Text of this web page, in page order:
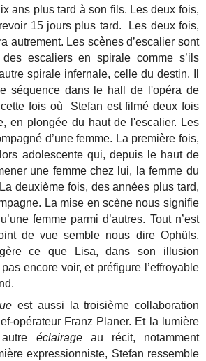
ans plus tard à son fils. Les deux fois,
15 jours plus tard. Les deux fois,
autrement. Les scènes d’escalier sont
escaliers en spirale comme s’ils
spirale infernale, celle du destin. Il
séquence dans le hall de l'opéra de
fois où Stefan est filmé deux fois
en plongée du haut de l'escalier. Les
d’une femme. La première fois,
adolescente qui, depuis le haut de
une femme chez lui, la femme du
deuxième fois, des années plus tard,
La mise en scène nous signifie
femme parmi d’autres. Tout n’est
de vue semble nous dire Ophüls,
ce que Lisa, dans son illusion
encore voir, et préfigure l’effroyable
est aussi la troisième collaboration
opérateur Franz Planer. Et la lumière
éclairageau récit, notamment
expressionniste, Stefan ressemble